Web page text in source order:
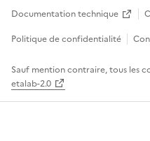
Documentation technique
Politique de confidentialité
Sauf mention contraire, tous les
etalab-2.0